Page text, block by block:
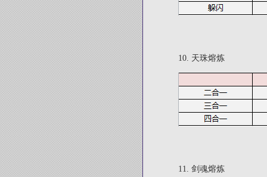
10. 天珠熔炼
11. 剑魂熔炼